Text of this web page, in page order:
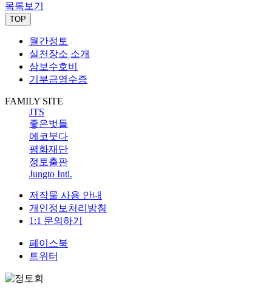
목록보기
TOP
월간정토
실천장소 소개
삼보수호비
기부금영수증
FAMILY SITE
JTS
좋은벗들
에코붓다
평화재단
정토출판
Jungto Intl.
저작물 사용 안내
개인정보처리방침
1:1 문의하기
페이스북
트위터